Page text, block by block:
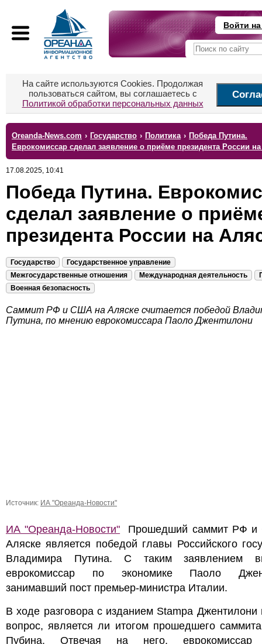
Войти
На сайте используются Cookies. Продолжая
пользоваться сайтом, вы соглашаетесь с
Политикой обработки персональных данных
Oreanda-News.com › Государство › Политика › Победа Путина.
Еврокомиссар сделал заявление о приёме президента России
17.08.2025, 10:41
Победа Путина.
сделал заявление о
президента России на
Государство
Государственное управление
Межгосударственные отношения
Международная деятельность
Военная безопасность
Саммит РФ и США на Аляске считается победой
Путина, по мнению еврокомиссара Паоло Джентилони
Источник: ИА "Ореанда-Новости"
ИА "Ореанда-Новости" Прошедший саммит РФ
Аляске является победой главы Российского
Владимира Путина. С таким заявлением
еврокомиссар по экономике Паоло
занимавший пост премьер-министра Италии.
В ходе разговора с изданием Stampa Джентилони
вопрос, является ли итогом прошедшего
Пубина. Отвечая на него, еврокомиссар